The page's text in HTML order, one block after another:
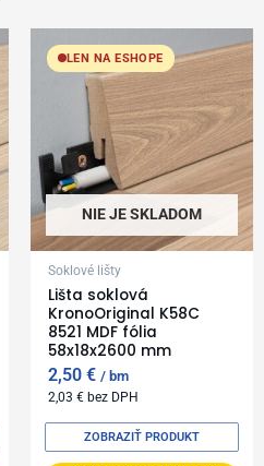
LEN NA ESHOPE
NIE JE SKLADOM
Soklové lišty
Lišta soklová
KronoOriginal K58C
8521 MDF fólia
58x18x2600 mm
2,50€ bm
2,03€ bez DPH
ZOBRAZIŤ PRODUKT